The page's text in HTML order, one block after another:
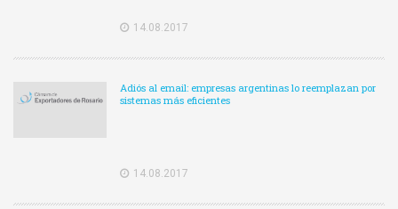
14.08.2017
Adiós al email: empresas argentinas lo reemplazan por
sistemas más eficientes
14.08.2017